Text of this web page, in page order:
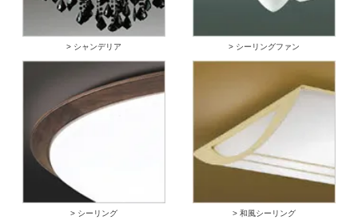
> シャンデリア > シーリングファン
> シーリング > 和風シーリング